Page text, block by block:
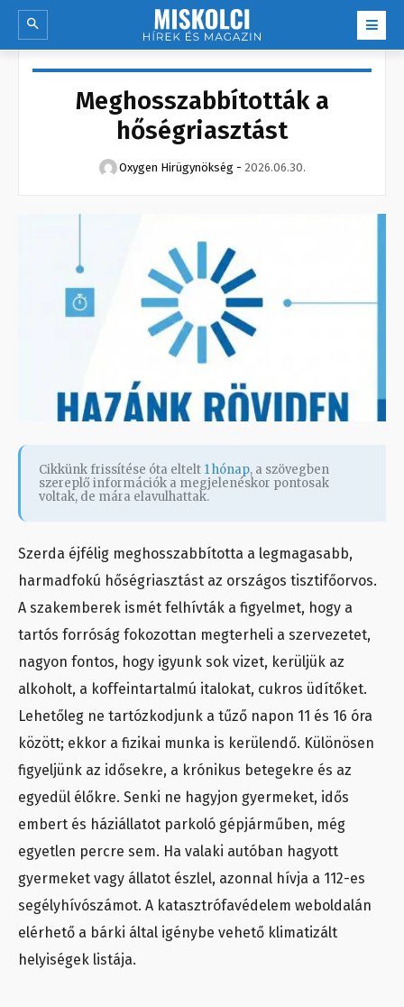
Meghosszabbították a
hőségriasztást
Oxygen Hirügynökség - 2026.06.30.
Cikkünk frissítése óta eltelt 1 hónap, a szövegben
szereplő információk a megjelenéskor pontosak
voltak, de mára elavulhattak.
Szerda éjfélig meghosszabbította a legmagasabb,
harmadfokú hőségriasztást az országos tisztifőorvos.
A szakemberek ismét felhívták a figyelmet, hogy a
tartós forróság fokozottan megterheli a szervezetet,
nagyon fontos, hogy igyunk sok vizet, kerüljük az
alkoholt, a koffeintartalmú italokat, cukros üdítőket.
Lehetőleg ne tartózkodjunk a tűző napon 11 és 16 óra
között; ekkor a fizikai munka is kerülendő. Különösen
figyeljünk az idősekre, a krónikus betegekre és az
egyedül élőkre. Senki ne hagyjon gyermeket, idős
embert és háziállatot parkoló gépjárműben, még
egyetlen percre sem. Ha valaki autóban hagyott
gyermeket vagy állatot észlel, azonnal hívja a 112-es
segélyhívószámot. A katasztrófavédelem weboldalán
elérhető a bárki által igénybe vehető klimatizált
helyiségek listája.